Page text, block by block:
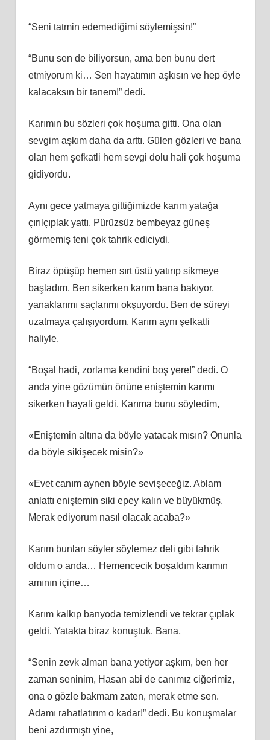
“Seni tatmin edemediğimi söylemişsin!”
“Bunu sen de biliyorsun, ama ben bunu dert
etmiyorum ki… Sen hayatımın aşkısın ve hep öyle
kalacaksın bir tanem!” dedi.
Karımın bu sözleri çok hoşuma gitti. Ona olan
sevgim aşkım daha da arttı. Gülen gözleri ve bana
olan hem şefkatli hem sevgi dolu hali çok hoşuma
gidiyordu.
Aynı gece yatmaya gittiğimizde karım yatağa
çırılçıplak yattı. Pürüzsüz bembeyaz güneş
görmemiş teni çok tahrik ediciydi.
Biraz öpüşüp hemen sırt üstü yatırıp sikmeye
başladım. Ben sikerken karım bana bakıyor,
yanaklarımı saçlarımı okşuyordu. Ben de süreyi
uzatmaya çalışıyordum. Karım aynı şefkatli
haliyle,
“Boşal hadi, zorlama kendini boş yere!” dedi. O
anda yine gözümün önüne eniştemin karımı
sikerken hayali geldi. Karıma bunu söyledim,
«Eniştemin altına da böyle yatacak mısın? Onunla
da böyle sikişecek misin?»
«Evet canım aynen böyle sevişeceğiz. Ablam
anlattı eniştemin siki epey kalın ve büyükmüş.
Merak ediyorum nasıl olacak acaba?»
Karım bunları söyler söylemez deli gibi tahrik
oldum o anda… Hemencecik boşaldım karımın
amının içine…
Karım kalkıp banyoda temizlendi ve tekrar çıplak
geldi. Yatakta biraz konuştuk. Bana,
“Senin zevk alman bana yetiyor aşkım, ben her
zaman seninim, Hasan abi de canımız ciğerimiz,
ona o gözle bakmam zaten, merak etme sen.
Adamı rahatlatırım o kadar!” dedi. Bu konuşmalar
beni azdırmıştı yine,